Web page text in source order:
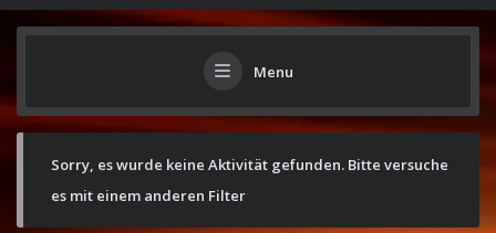
Menu
Sorry, es wurde keine Aktivität gefunden. Bitte versuche
es mit einem anderen Filter